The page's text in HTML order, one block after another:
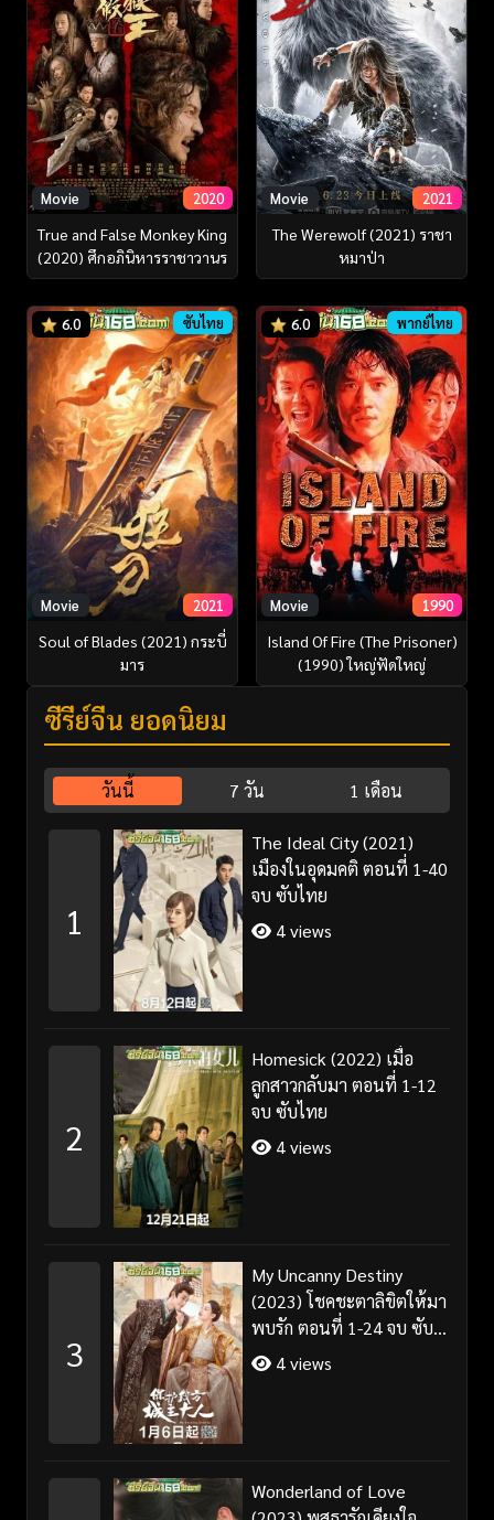
Movie 2020
True and False Monkey King
(2020) ศึกอภินิหารราชาวานร
Movie 2021
The Werewolf (2021) ราชา
หมาป่า
6.0 ซับไทย
Movie 2021
Soul of Blades (2021) กระบี่
มาร
6.0 พากย์ไทย
Movie 1990
Island Of Fire (The Prisoner)
(1990) ใหญ่ฟัดใหญ่
ซีรี่ย์จีน ยอดนิยม
วันนี้ 7 วัน 1 เดือน
1
The Ideal City (2021)
เมืองในอุดมคติ ตอนที่ 1-40
จบ ซับไทย
4 views
2
Homesick (2022) เมื่อ
ลูกสาวกลับมา ตอนที่ 1-12
จบ ซับไทย
4 views
3
My Uncanny Destiny
(2023) โชคชะตาลิขิตให้มา
พบรัก ตอนที่ 1-24 จบ ซับ
ไทย/พากย์ไทย
4 views
Wonderland of Love